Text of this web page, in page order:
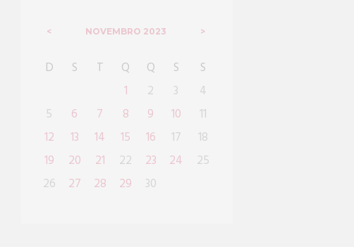
NOVEMBRO 2023
D S T Q Q S
S
1
2 3
4
5
6 7 8 9 10
11
12
13 14 15 16 17
18
19
20 21 22 23 24
25
26
27 28 29 30